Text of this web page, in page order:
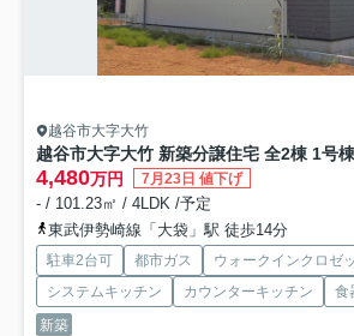
越谷市大字大竹
越谷市大字大竹 新築分譲住宅 全2棟 1号棟
4,480万円 7月23日 値下げ
- / 101.23㎡ / 4LDK /予定
東武伊勢崎線「大袋」駅 徒歩14分
駐車2台可 都市ガス
ウォークインクロゼ
システムキッチン
カウンターキッチン
食
新築